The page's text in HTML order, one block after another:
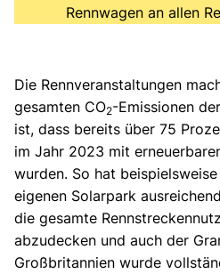
Rennwagen an allen
Die Rennveranstaltungen
gesamten CO2-Emissionen
ist, dass bereits über 75
im Jahr 2023 mit
wurden. So hat
eigenen Solarpark
die gesamte
abzudecken und auch der
Großbritannien wurde